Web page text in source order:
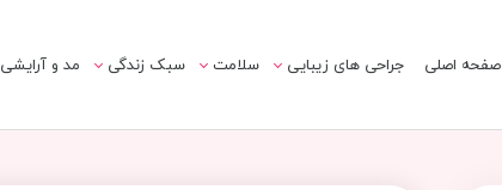
صفحه اصلی جراحی های زیبایی سلامت سبک زندگی مد و آرایشی